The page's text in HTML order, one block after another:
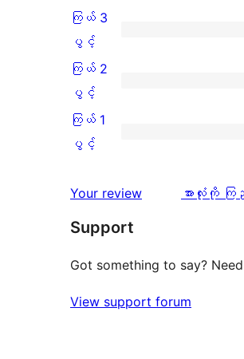
အဆင့်
သုံးသပ်
4
ပွင့်
အဆင့်
သုံးသပ်
ကြယ်
3
ပွင့်
အဆင့်
သုံးသပ်
ကြယ် 3
ပွင့်
ကြယ်
2
ပွင့်
သုံးသပ်
0
စောင်
ကြယ် 2
ပွင့်
ကြယ်
ပွင့်
သုံးသပ်
ချက်
စောင်
ကြယ် 1
ပွင့်
Your review
သုံးသပ်
အားလုံးကို
Support
Got something to say?
View support forum